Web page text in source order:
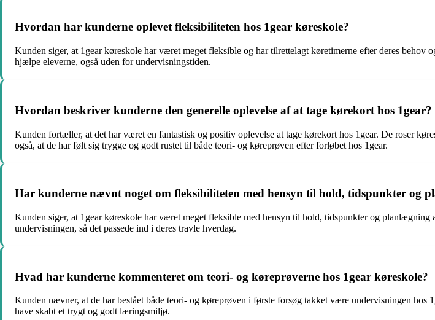
Hvordan har kunderne oplevet fleksibiliteten hos 1gear køreskole?
Kunden siger, at 1gear køreskole har været meget fleksible og har tilrettelagt køretimerne efter deres
hjælpe eleverne, også uden for undervisningstiden.
Hvordan beskriver kunderne den generelle oplevelse af at tage kørekort hos 1gear?
Kunden fortæller, at det har været en fantastisk og positiv oplevelse at tage kørekort hos 1gear. De roser
også, at de har følt sig trygge og godt rustet til både teori- og køreprøven efter forløbet hos 1gear.
Har kunderne nævnt noget om fleksibiliteten med hensyn til hold, tidspunkter og
Kunden siger, at 1gear køreskole har været meget fleksible med hensyn til hold, tidspunkter og
undervisningen, så det passede ind i deres travle hverdag.
Hvad har kunderne kommenteret om teori- og køreprøverne hos 1gear køreskole?
Kunden nævner, at de har bestået både teori- og køreprøven i første forsøg takket være undervisningen
have skabt et trygt og godt læringsmiljø.